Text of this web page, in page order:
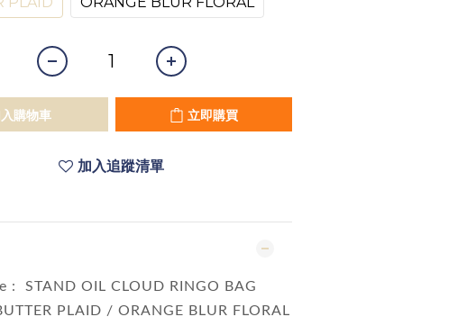
購物車 立即購買
加入追蹤清單
: STAND OIL CLOUD RINGO BAG
PLAID / ORANGE BLUR FLORAL